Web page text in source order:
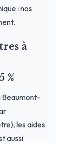
: nos
à
%
Beaumont-
les aides
aussi